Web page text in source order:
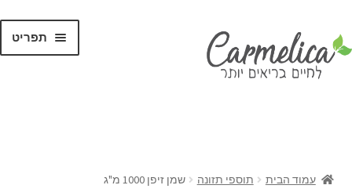
תפריט
עמוד הבית תוספי תזונה שמן זיפן 1000 מ"ג